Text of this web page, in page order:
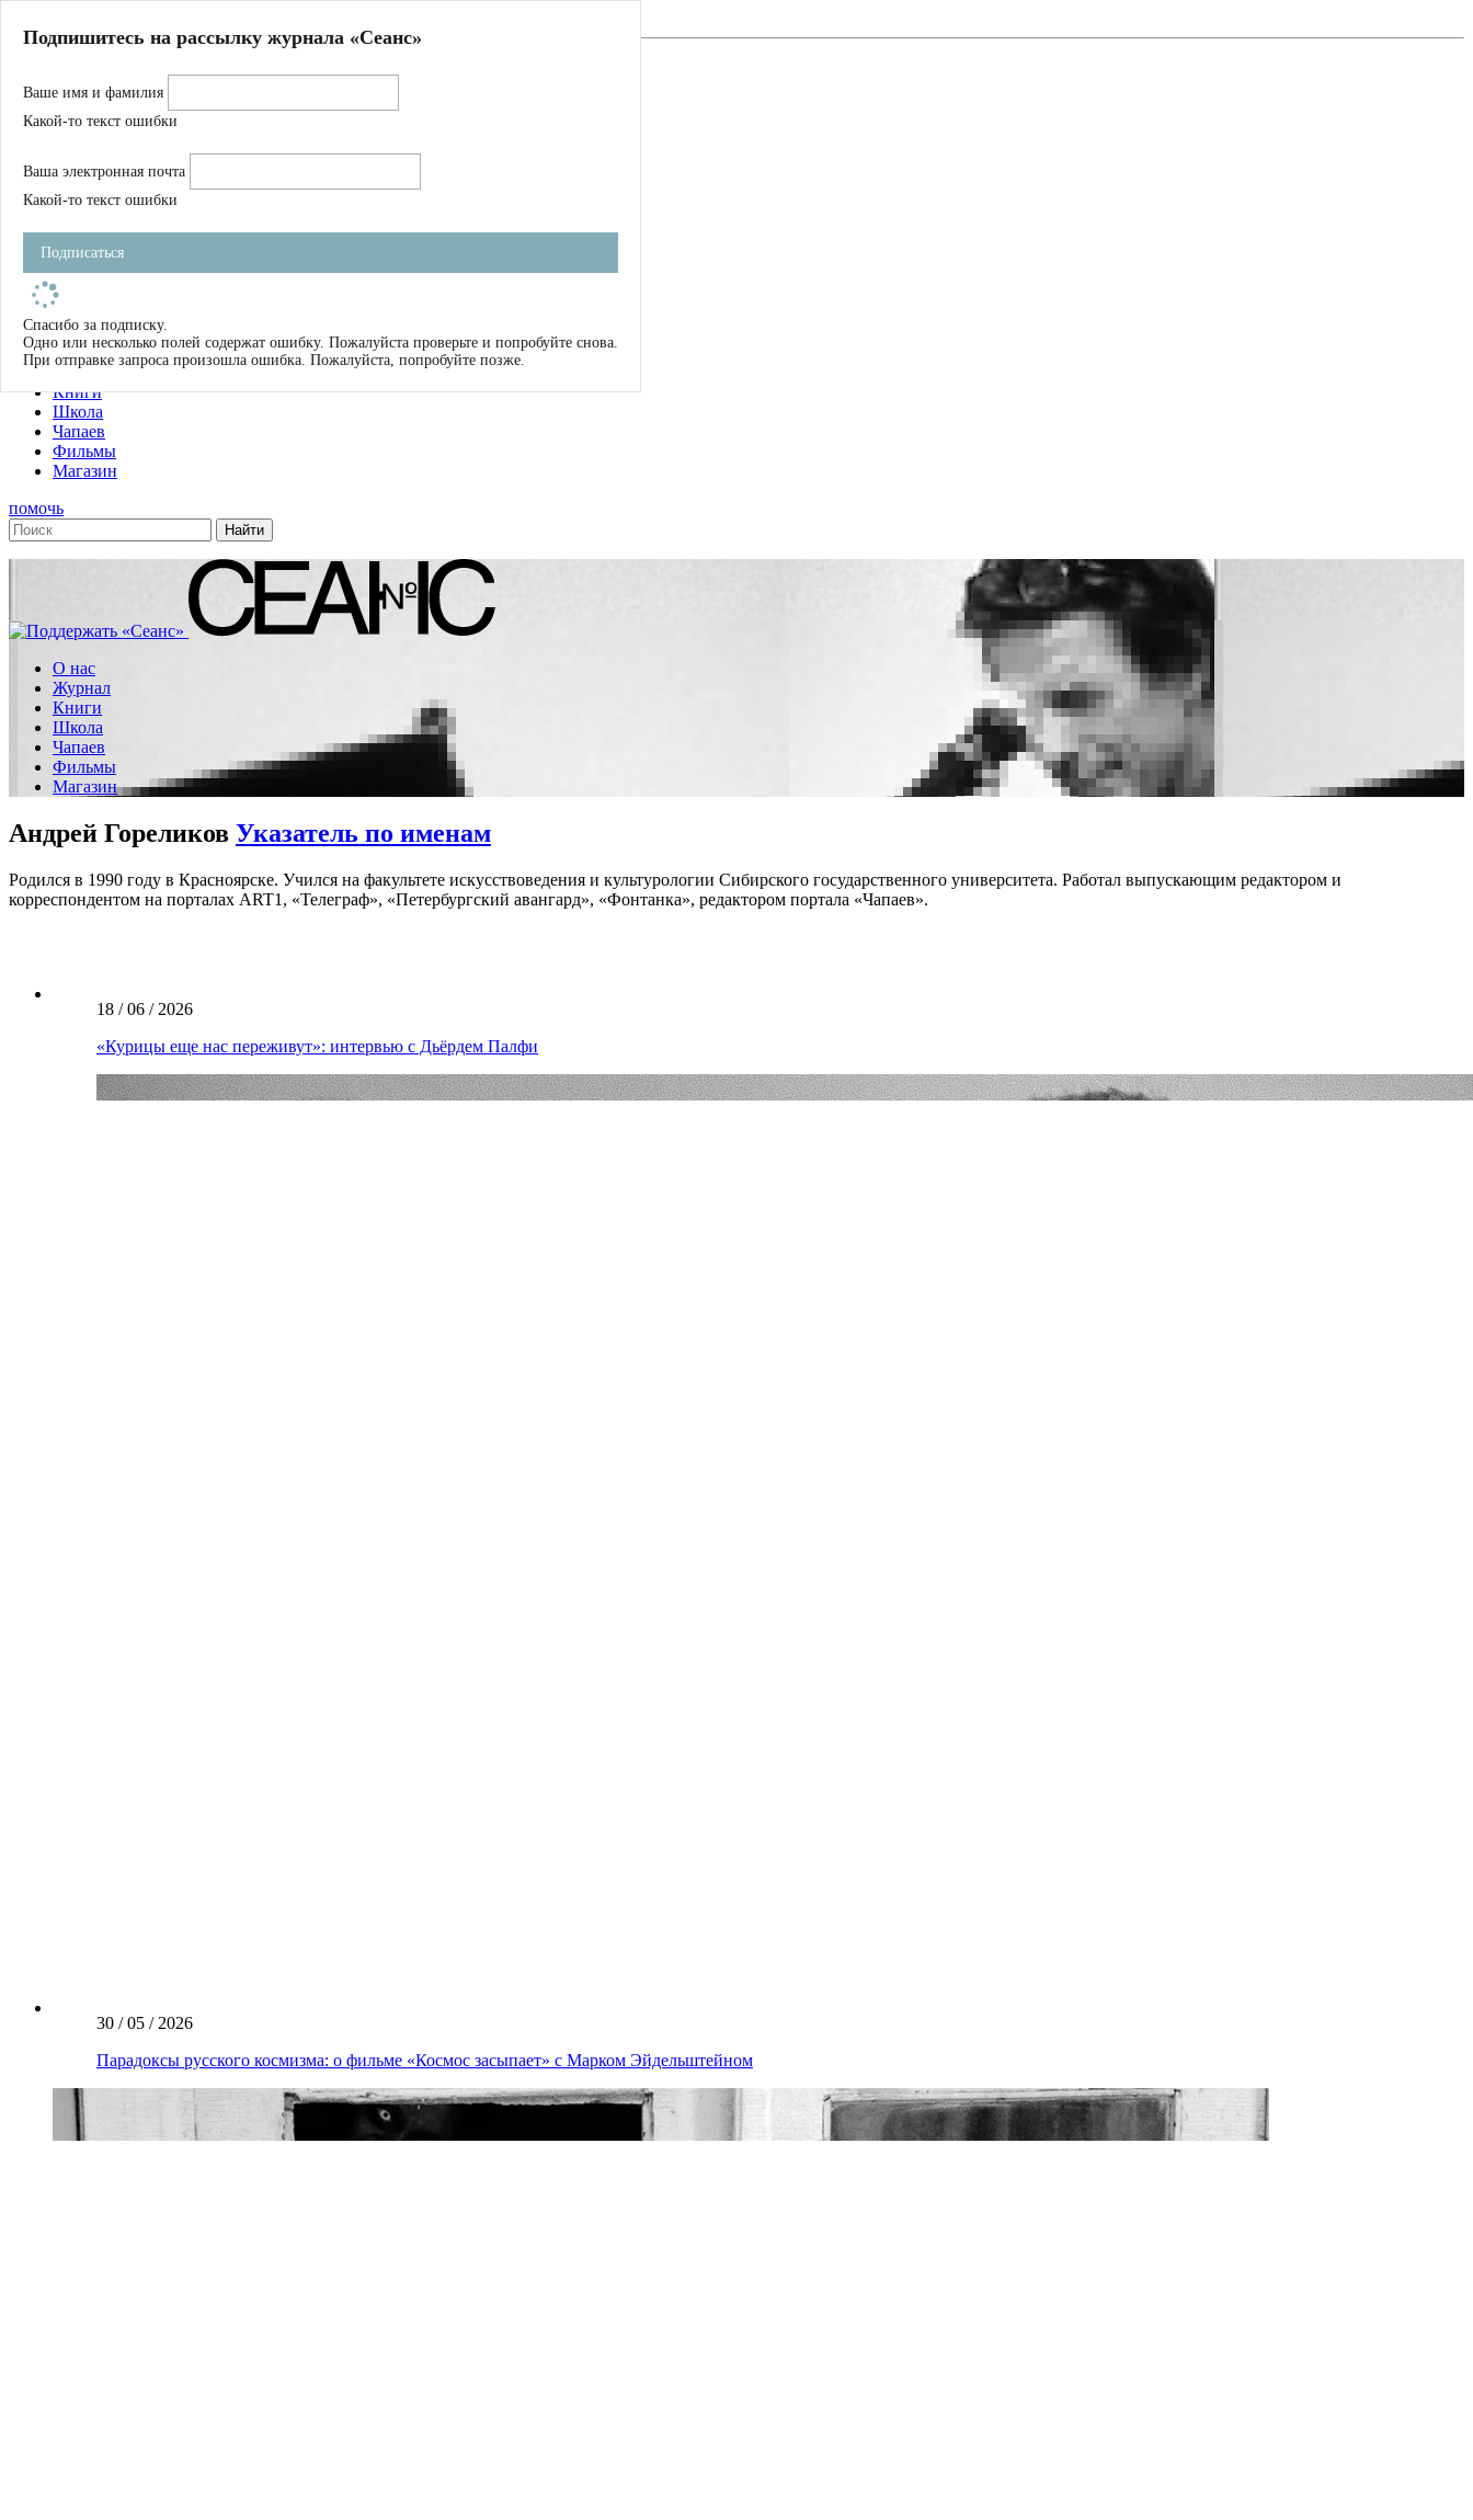
Магазин
Журнал
Школа
Устав
Фильмы
Имена
Тэги
О нас
Журнал
Книги
Школа
Чапаев
Фильмы
Магазин
помочь
О нас
Журнал
Книги
Школа
Чапаев
Фильмы
Магазин
Андрей Гореликов Указатель по именам
Родился в 1990 году в Красноярске. Учился на факультете искусствоведения и культурологии Сибирского государственного университета. Работал выпускающим редактором и
корреспондентом на порталах ART1, «Телеграф», «Петербургский авангард», «Фонтанка», редактором портала «Чапаев».
18 / 06 / 2026
«Курицы еще нас переживут»: интервью с Дьёрдем Палфи
30 / 05 / 2026
Парадоксы русского космизма: о фильме «Космос засыпает» с Марком Эйдельштейном
Подпишитесь на рассылку журнала «Сеанс»
Ваше имя и фамилия
Какой-то текст ошибки
Ваша электронная почта
Какой-то текст ошибки
Подписаться
Спасибо за подписку.
Одно или несколько полей содержат ошибку. Пожалуйста проверьте и попробуйте снова.
При отправке запроса произошла ошибка. Пожалуйста, попробуйте позже.